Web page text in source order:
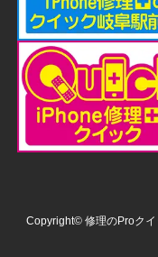
Copyright© 修理のProク